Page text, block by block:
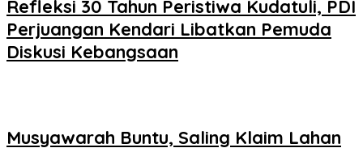
Refleksi 30 Tahun Peristiwa Kudatuli, PDI
Perjuangan Kendari Libatkan Pemuda
Diskusi Kebangsaan
Musyawarah Buntu, Saling Klaim Lahan